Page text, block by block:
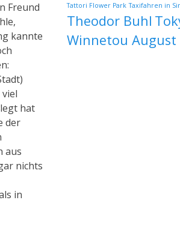
Freund
kannte
hat
der
aus
nichts
in
Tattori Flower Park Taxifahren in
Theodor Buhl
Winnetou August